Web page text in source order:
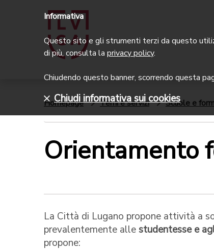
Homepage Temi e servizi Scuole e
Orientamento
La Città di Lugano propone attività a
prevalentemente allestudentesse e
propone:
Informativa
Questo sito e gli strumenti terzi da questo
di più, consulta la privacy policy.
Chiudendo questo banner, scorrendo questa
Chiudi informativa sui cookies